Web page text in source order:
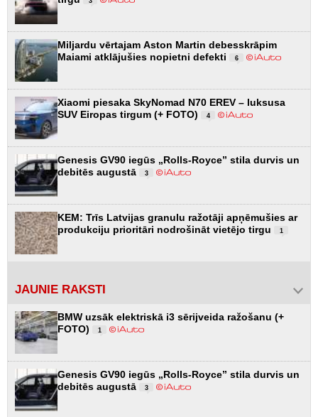
Miljardu vērtajam Aston Martin debesskrāpim
Maiami atklājušies nopietni defekti
6
Xiaomi piesaka SkyNomad N70 EREV – luksusa
SUV Eiropas tirgum (+ FOTO)
4
Genesis GV90 iegūs „Rolls-Royce” stila durvis un
debitēs augustā
3
KEM: Trīs Latvijas granulu ražotāji apņēmušies ar
produkciju prioritāri nodrošināt vietējo tirgu
1
JAUNIE RAKSTI
BMW uzsāk elektriskā i3 sērijveida ražošanu (+
FOTO)
1
Genesis GV90 iegūs „Rolls-Royce” stila durvis un
debitēs augustā
3